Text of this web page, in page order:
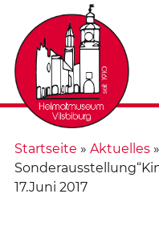
Startseite » Aktuelles»
17.Juni 2017